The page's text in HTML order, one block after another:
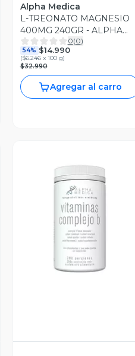
Alpha Medica
L-TREONATO MAGNESIO
400MG 240GR - ALPHA
MEDICA
0(0)
54% $14.990
($6.246 x 100 g)
$32.990
Agregar al carro
Vista Previa